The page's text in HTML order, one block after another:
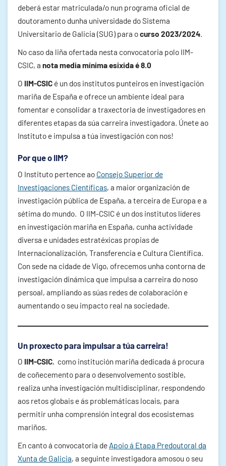
deberá estar matriculada/o nun programa oficial de
doutoramento dunha universidade do Sistema
Universitario de Galicia (SUG) para ocurso 2023/2024.
No caso da liña ofertada nesta convocatoria polo IIM-
CSIC, a nota media mínima esixida é 8.0
O IIM-CSIC é un dos institutos punteiros en investigación
mariña de España e ofrece un ambiente ideal para
fomentar e consolidar a traxectoria de investigadores en
diferentes etapas da súa carreira investigadora. Únete ao
Instituto e impulsa a túa investigación con nos!
Por que o IIM?
O Instituto pertence ao Consejo Superior de
Investigaciones Científicas, a maior organización de
investigación pública de España, a terceira de Europa e a
sétima do mundo. O IIM-CSIC é un dos institutos líderes
en investigación mariña en España, cunha actividade
diversa e unidades estratéxicas propias de
Internacionalización, Transferencia e Cultura Científica.
Con sede na cidade de Vigo, ofrecemos unha contorna de
investigación dinámica que impulsa a carreira do noso
persoal, ampliando as súas redes de colaboración e
aumentando o seu impacto real na sociedade.
Un proxecto para impulsar a túa carreira!
O IIM-CSIC, como institución mariña dedicada á procura
de coñecemento para o desenvolvemento sostible,
realiza unha investigación multidisciplinar, respondendo
aos retos globais e ás problemáticas locais, para
permitir unha comprensión integral dos ecosistemas
mariños.
En canto á convocatoria de Apoio á Etapa Predoutoral da
Xunta de Galicia, a seguinte investigadora amosou o seu